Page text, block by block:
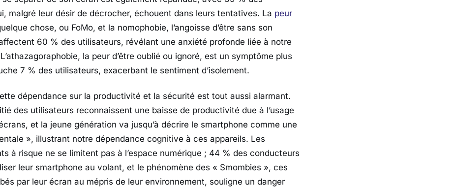
malgré leur désir de décrocher, échouent dans leurs tentatives. La peur
chose, ou FoMo, et la nomophobie, l’angoisse d’être sans son
60 % des utilisateurs, révélant une anxiété profonde liée à notre
la peur d’être oublié ou ignoré, est un symptôme plus
7 % des utilisateurs, exacerbant le sentiment d’isolement.
dépendance sur la productivité et la sécurité est tout aussi alarmant.
des utilisateurs reconnaissent une baisse de productivité due à l’usage
et la jeune génération va jusqu’à décrire le smartphone comme une
», illustrant notre dépendance cognitive à ces appareils. Les
à risque ne se limitent pas à l’espace numérique ; 44 % des conducteurs
leur smartphone au volant, et le phénomène des « Smombies », ces
par leur écran au mépris de leur environnement, souligne un danger